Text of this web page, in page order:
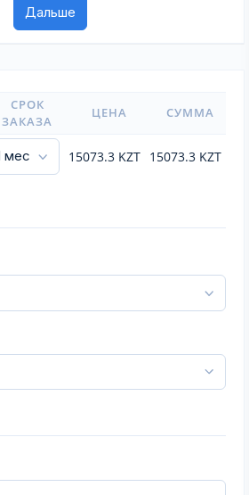
СРОК
ЗАКАЗА
ЦЕНА СУММА
15073.3 KZT 15073.3 KZT